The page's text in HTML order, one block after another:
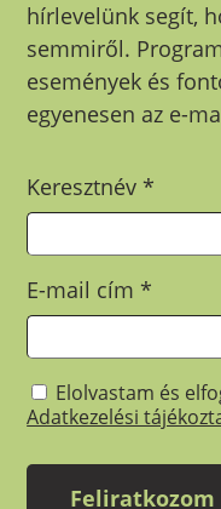
hírlevelünk segít,
semmiről.
események és
egyenesen az e-
Keresztnév*
E-mail cím*
Elolvastam és
Adatkezelési